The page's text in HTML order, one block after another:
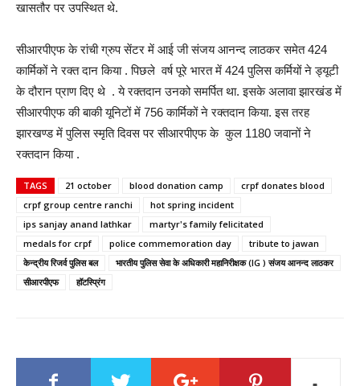
खासतौर पर उपस्थित थे.
सीआरपीएफ के रांची ग्रुप सेंटर में आई जी संजय आनन्द लाठकर समेत 424
कार्मिकों ने रक्त दान किया . पिछले वर्ष पूरे भारत में 424 पुलिस कर्मियों ने ड्यूटी
के दौरान प्राण दिए थे . ये रक्तदान उनको समर्पित था. इसके अलावा झारखंड में
सीआरपीएफ की बाकी यूनिटों में 756 कार्मिकों ने रक्तदान किया. इस तरह
झारखण्ड में पुलिस स्मृति दिवस पर सीआरपीएफ के कुल 1180 जवानों ने
रक्तदान किया .
TAGS 21 october blood donation camp
crpf donates blood
crpf group centre ranchi
hot spring incident
ips sanjay anand lathkar
martyr's family felicitated
medals for crpf
police commemoration day
tribute to jawan
केन्द्रीय रिजर्व पुलिस बल
भारतीय पुलिस सेवा के अधिकारी महानिरीक्षक (IG ) संजय आनन्द लाठकर
सीआरपीएफ
हॉटस्प्रिंग